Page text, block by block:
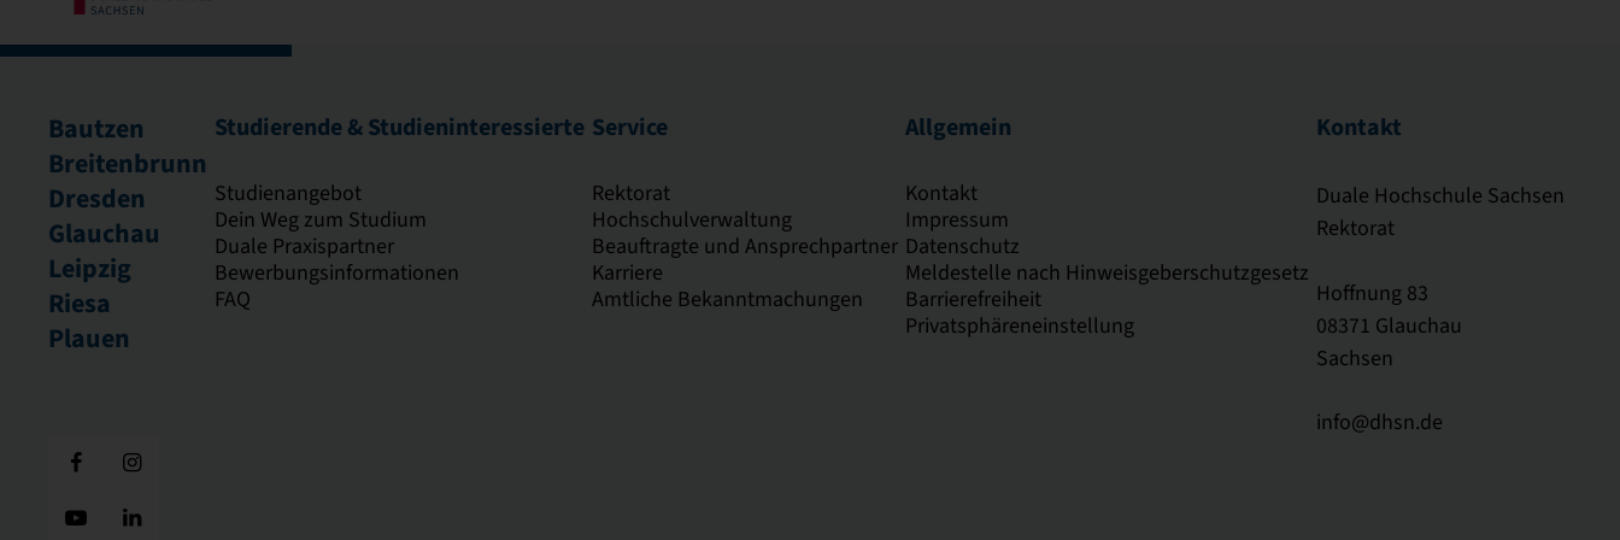
Bautzen
Breitenbrunn
Dresden
Glauchau
Leipzig
Riesa
Plauen
Studierende & Studieninteressierte
Studienangebot
Dein Weg zum Studium
Duale Praxispartner
Bewerbungsinformationen
FAQ
Service
Rektorat
Hochschulverwaltung
Beauftragte und Ansprechpartner
Karriere
Amtliche Bekanntmachungen
Allgemein
Kontakt
Impressum
Datenschutz
Meldestelle nach Hinweisgeberschutzgesetz
Barrierefreiheit
Privatsphäreneinstellung
Kontakt
Duale Hochschule Sachsen
Rektorat
Hoffnung 83
08371 Glauchau
Sachsen
info@dhsn.de